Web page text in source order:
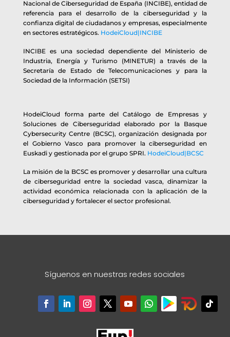
Nacional de Ciberseguridad de España (INCIBE), entidad de
referencia para el desarrollo de la ciberseguridad y la
confianza digital de ciudadanos y empresas, especialmente
en sectores estratégicos. HodeiCloud|INCIBE
INCIBE es una sociedad dependiente del Ministerio de
Industria, Energía y Turismo (MINETUR) a través de la
Secretaría de Estado de Telecomunicaciones y para la
Sociedad de la Información (SETSI)
HodeiCloud forma parte del Catálogo de Empresas y
Soluciones de Ciberseguridad elaborado por la Basque
Cybersecurity Centre (BCSC), organización designada por
el Gobierno Vasco para promover la ciberseguridad en
Euskadi y gestionada por el grupo SPRI. HodeiCloud|BCSC
La misión de la BCSC es promover y desarrollar una cultura
de ciberseguridad entre la sociedad vasca, dinamizar la
actividad económica relacionada con la aplicación de la
ciberseguridad y fortalecer el sector profesional.
Síguenos en nuestras redes sociales